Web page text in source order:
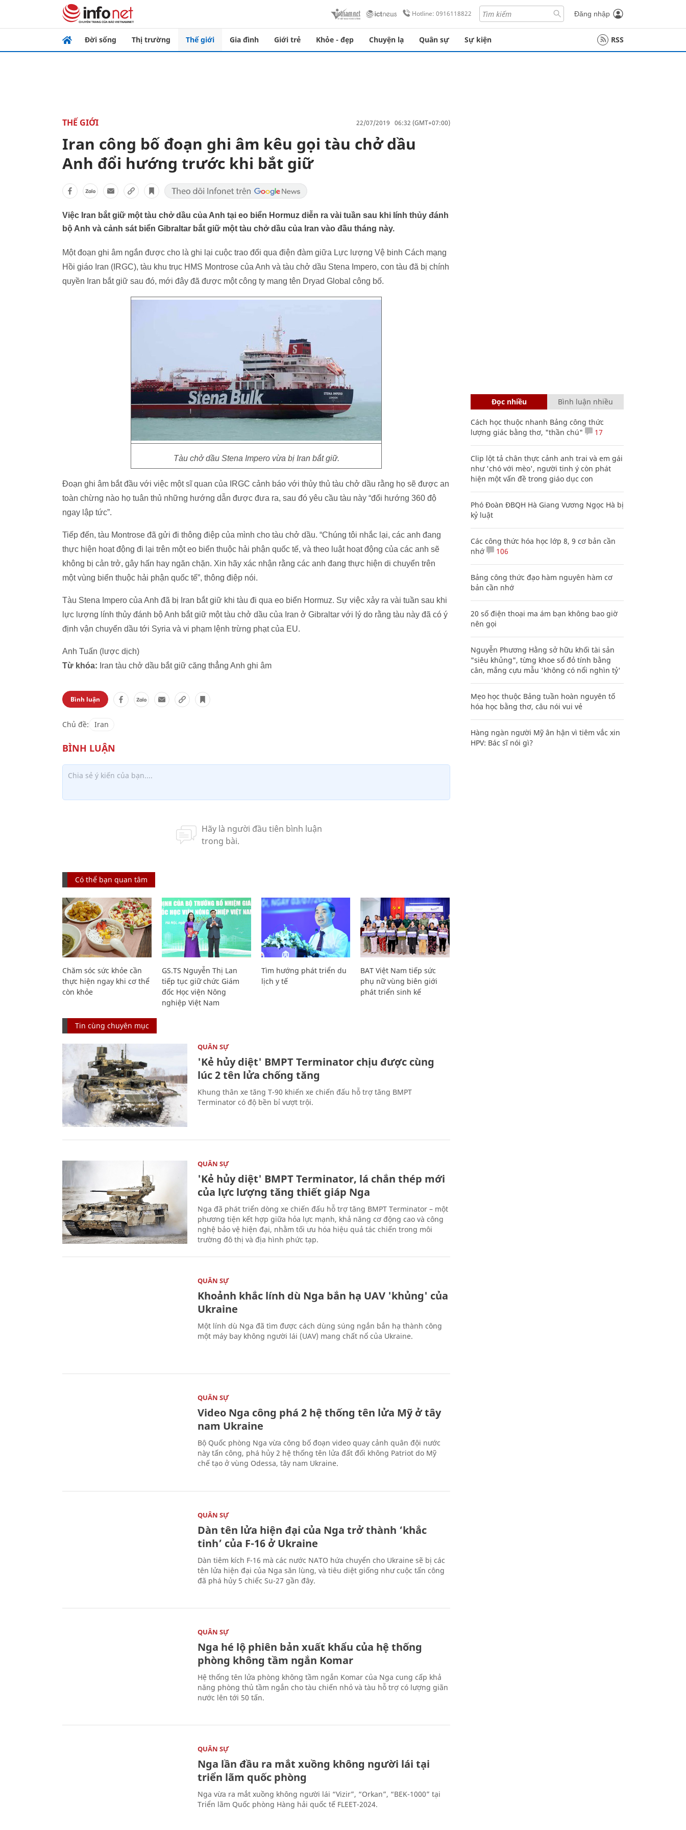
Hotline: 0916118822 Đăng nhập
Đời sống Thị trường Thế giới Gia đình Giới trẻ Khỏe - đẹp Chuyện lạ Quân sự Sự kiện RSS
THẾ GIỚI 22/07/2019 06:32 (GMT+07:00)
Iran công bố đoạn ghi âm kêu gọi tàu chở dầu
Anh đổi hướng trước khi bắt giữ
Việc Iran bắt giữ một tàu chở dầu của Anh tại eo biển Hormuz diễn ra vài tuần sau khi lính thủy đánh
bộ Anh và cảnh sát biển Gibraltar bắt giữ một tàu chở dầu của Iran vào đầu tháng này.
Một đoạn ghi âm ngắn được cho là ghi lại cuộc trao đổi qua điện đàm giữa Lực lượng Vệ binh Cách mạng
Hồi giáo Iran (IRGC), tàu khu trục HMS Montrose của Anh và tàu chở dầu Stena Impero, con tàu đã bị chính
quyền Iran bắt giữ sau đó, mới đây đã được một công ty mang tên Dryad Global công bố.
Tàu chở dầu Stena Impero vừa bị Iran bắt giữ.
Đoạn ghi âm bắt đầu với việc một sĩ quan của IRGC cảnh báo với thủy thủ tàu chở dầu rằng họ sẽ được an
toàn chừng nào họ tuân thủ những hướng dẫn được đưa ra, sau đó yêu cầu tàu này “đổi hướng 360 độ
ngay lập tức”.
Tiếp đến, tàu Montrose đã gửi đi thông điệp của mình cho tàu chở dầu. “Chúng tôi nhắc lại, các anh đang
thực hiện hoạt động đi lại trên một eo biển thuộc hải phận quốc tế, và theo luật hoạt động của các anh sẽ
không bị cản trở, gây hấn hay ngăn chặn. Xin hãy xác nhận rằng các anh đang thực hiện di chuyển trên
một vùng biển thuộc hải phận quốc tế”, thông điệp nói.
Tàu Stena Impero của Anh đã bị Iran bắt giữ khi tàu đi qua eo biển Hormuz. Sự việc xảy ra vài tuần sau khi
lực lượng lính thủy đánh bộ Anh bắt giữ một tàu chở dầu của Iran ở Gibraltar với lý do rằng tàu này đã có ý
định vận chuyển dầu tới Syria và vi phạm lệnh trừng phạt của EU.
Anh Tuấn (lược dịch)
Từ khóa: Iran tàu chở dầu bắt giữ căng thẳng Anh ghi âm
Bình luận
Chủ đề: Iran
Có thể bạn quan tâm
Chăm sóc sức khỏe cần
thực hiện ngay khi cơ thể
còn khỏe
GS.TS Nguyễn Thị Lan
tiếp tục giữ chức Giám
đốc Học viện Nông
nghiệp Việt Nam
Tìm hướng phát triển du
lịch y tế
BAT Việt Nam tiếp sức
phụ nữ vùng biên giới
phát triển sinh kế
Tin cùng chuyên mục
QUÂN SỰ
'Kẻ hủy diệt' BMPT Terminator chịu được cùng
lúc 2 tên lửa chống tăng
Khung thân xe tăng T-90 khiến xe chiến đấu hỗ trợ tăng BMPT
Terminator có độ bền bỉ vượt trội.
QUÂN SỰ
'Kẻ hủy diệt' BMPT Terminator, lá chắn thép mới
của lực lượng tăng thiết giáp Nga
Nga đã phát triển dòng xe chiến đấu hỗ trợ tăng BMPT Terminator – một
phương tiện kết hợp giữa hỏa lực mạnh, khả năng cơ động cao và công
nghệ bảo vệ hiện đại, nhằm tối ưu hóa hiệu quả tác chiến trong môi
trường đô thị và địa hình phức tạp.
QUÂN SỰ
Khoảnh khắc lính dù Nga bắn hạ UAV 'khủng' của
Ukraine
Một lính dù Nga đã tìm được cách dùng súng ngắn bắn hạ thành công
một máy bay không người lái (UAV) mang chất nổ của Ukraine.
QUÂN SỰ
Video Nga công phá 2 hệ thống tên lửa Mỹ ở tây
nam Ukraine
Bộ Quốc phòng Nga vừa công bố đoạn video quay cảnh quân đội nước
này tấn công, phá hủy 2 hệ thống tên lửa đất đối không Patriot do Mỹ
chế tạo ở vùng Odessa, tây nam Ukraine.
QUÂN SỰ
Dàn tên lửa hiện đại của Nga trở thành ‘khắc
tinh’ của F-16 ở Ukraine
Dàn tiêm kích F-16 mà các nước NATO hứa chuyển cho Ukraine sẽ bị các
tên lửa hiện đại của Nga săn lùng, và tiêu diệt giống như cuộc tấn công
đã phá hủy 5 chiếc Su-27 gần đây.
QUÂN SỰ
Nga hé lộ phiên bản xuất khẩu của hệ thống
phòng không tầm ngắn Komar
Hệ thống tên lửa phòng không tầm ngắn Komar của Nga cung cấp khả
năng phòng thủ tầm ngắn cho tàu chiến nhỏ và tàu hỗ trợ có lượng giãn
nước lên tới 50 tấn.
QUÂN SỰ
Nga lần đầu ra mắt xuồng không người lái tại
triển lãm quốc phòng
Nga vừa ra mắt xuồng không người lái “Vizir”, “Orkan”, “BEK-1000” tại
Triển lãm Quốc phòng Hàng hải quốc tế FLEET-2024.
Đọc nhiều Bình luận nhiều
Cách học thuộc nhanh Bảng công thức
lượng giác bằng thơ, "thần chú"
17
Clip lột tả chân thực cảnh anh trai và em gái
như 'chó với mèo', người tinh ý còn phát
hiện một vấn đề trong giáo dục con
Phó Đoàn ĐBQH Hà Giang Vương Ngọc Hà bị
kỷ luật
Các công thức hóa học lớp 8, 9 cơ bản cần
nhớ
106
Bảng công thức đạo hàm nguyên hàm cơ
bản cần nhớ
20 số điện thoại ma ám bạn không bao giờ
nên gọi
Nguyễn Phương Hằng sở hữu khối tài sản
"siêu khủng", từng khoe sổ đỏ tính bằng
cân, mắng cựu mẫu 'không có nổi nghìn tỷ'
Mẹo học thuộc Bảng tuần hoàn nguyên tố
hóa học bằng thơ, câu nói vui vẻ
Hàng ngàn người Mỹ ân hận vì tiêm vắc xin
HPV: Bác sĩ nói gì?